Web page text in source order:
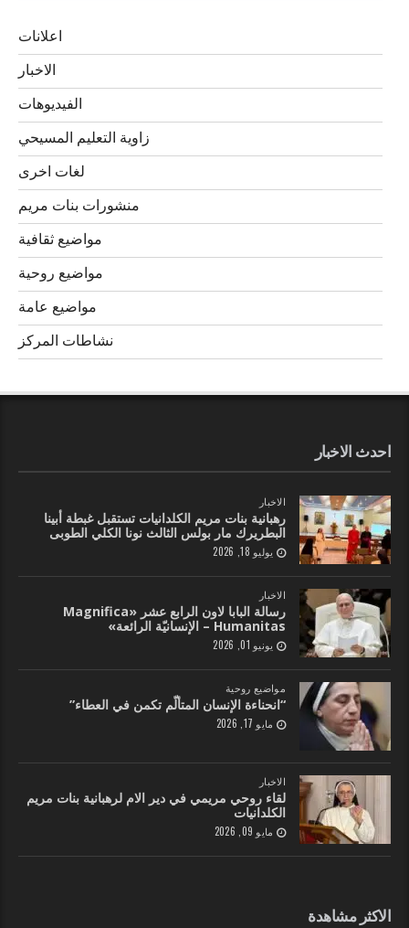
اعلانات
الاخبار
الفيديوهات
زاوية التعليم المسيحي
لغات اخرى
منشورات بنات مريم
مواضيع ثقافية
مواضيع روحية
مواضيع عامة
نشاطات المركز
احدث الاخبار
الاخبار
رهبانية بنات مريم الكلدانيات تستقبل غبطة أبينا
البطريرك مار بولس الثالث نونا الكلي الطوبى
يوليو 18, 2026
الاخبار
رسالة البابا لاون الرابع عشر «Magnifica
Humanitas – الإنسانيّة الرائعة»
يونيو 01, 2026
مواضيع روحية
“انحناءة الإنسان المتألّم تكمن في العطاء”
مايو 17, 2026
الاخبار
لقاء روحي مريمي في دير الام لرهبانية بنات مريم
الكلدانيات
مايو 09, 2026
الاكثر مشاهدة